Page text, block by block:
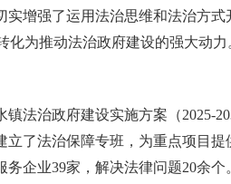
实增强了运用法治思维和法治方式
为推动法治政府建设的强大动力
镇法治政府建设实施方案（2025-
立了法治保障专班，为重点项目提
务企业39家，解决法律问题20余个